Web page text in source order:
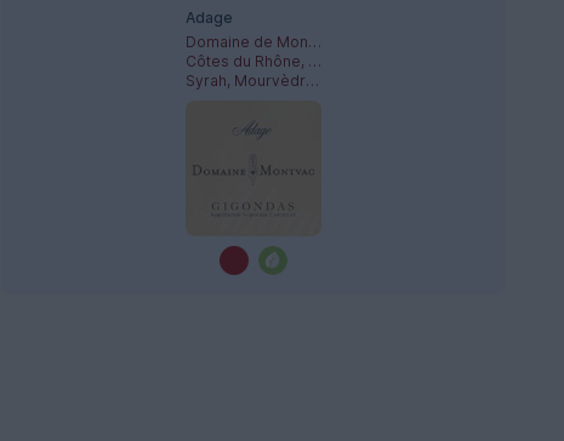
Adage
Domaine de Montvac
Côtes du Rhône, Gigondas
Syrah, Mourvèdre, Grenache Noir